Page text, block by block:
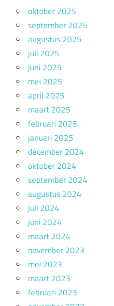
oktober 2025
september 2025
augustus 2025
juli 2025
juni 2025
mei 2025
april 2025
maart 2025
februari 2025
januari 2025
december 2024
oktober 2024
september 2024
augustus 2024
juli 2024
juni 2024
maart 2024
november 2023
mei 2023
maart 2023
februari 2023